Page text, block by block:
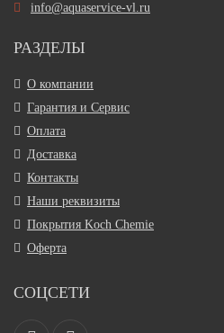
info@aquaservice-vl.ru
РАЗДЕЛЫ
О компании
Гарантия и Сервис
Оплата
Доставка
Контакты
Наши реквизиты
Покрытия Koch Chemie
Оферта
СОЦСЕТИ